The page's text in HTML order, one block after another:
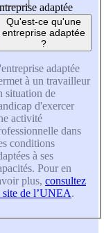
adaptée
Qu'est-ce qu'une
entreprise adaptée
?
adaptée
à un travailleur
situation de
d'exercer
activité
dans
conditions
à ses
Pour en
plus, consultez
site de l’UNEA.